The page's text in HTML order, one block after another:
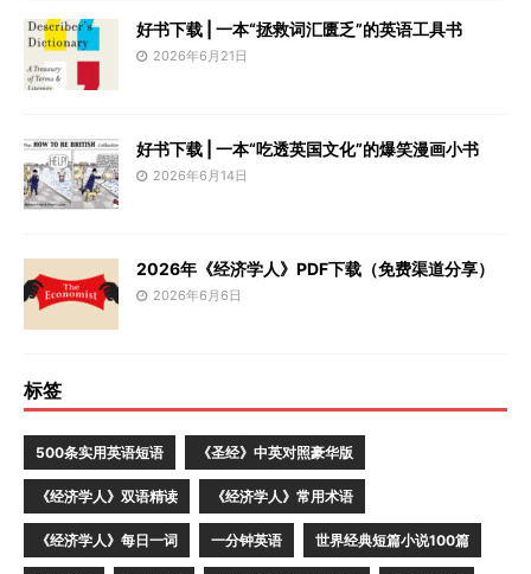
好书下载 | 一本“拯救词汇匮乏”的英语工具书
2026年6月21日
好书下载 | 一本“吃透英国文化”的爆笑漫画小书
2026年6月14日
2026年《经济学人》PDF下载（免费渠道分享）
2026年6月6日
标签
500条实用英语短语 《圣经》中英对照豪华版
《经济学人》双语精读 《经济学人》常用术语
《经济学人》每日一词 一分钟英语 世界经典短篇小说100篇